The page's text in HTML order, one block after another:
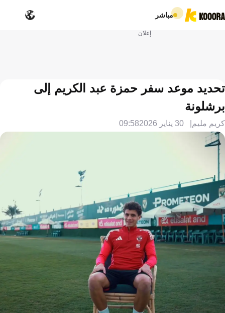
مباشر
إعلان
تحديد موعد سفر حمزة عبد الكريم إلى
برشلونة
كريم مليم 30 يناير 2026 09:58